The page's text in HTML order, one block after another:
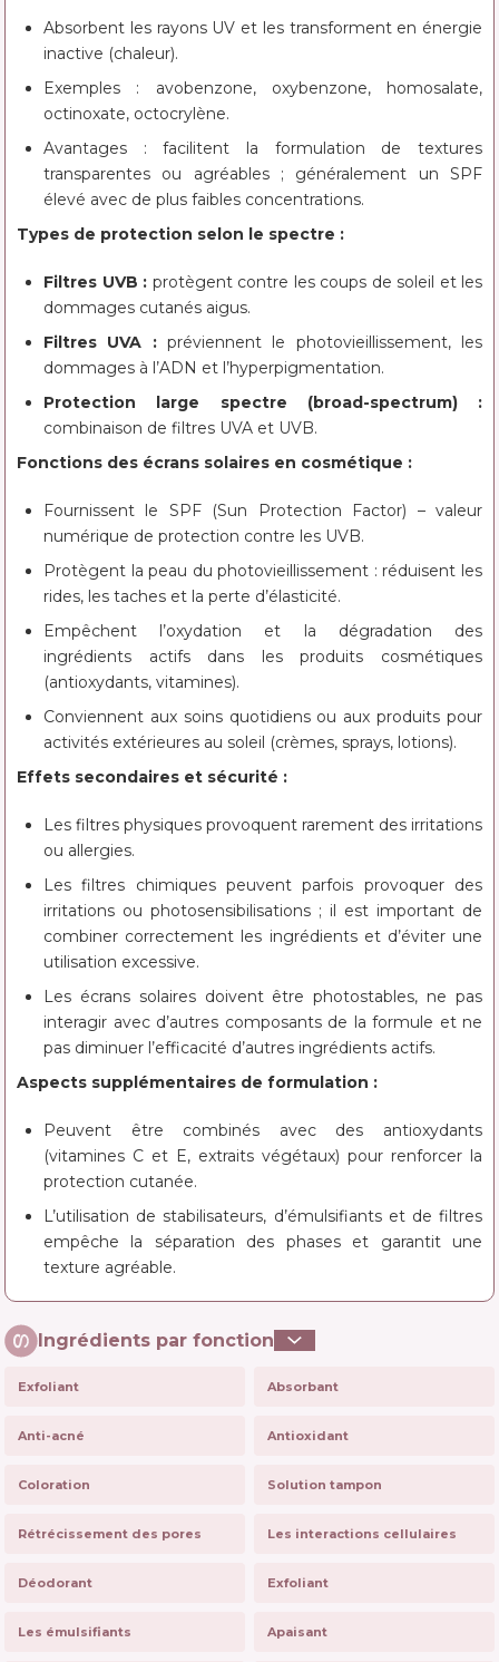
Absorbent les rayons UV et les transforment en énergie
inactive (chaleur).
Exemples : avobenzone, oxybenzone, homosalate,
octinoxate, octocrylène.
Avantages : facilitent la formulation de textures
transparentes ou agréables ; généralement un SPF
élevé avec de plus faibles concentrations.
Types de protection selon le spectre :
Filtres UVB : protègent contre les coups de soleil et les
dommages cutanés aigus.
Filtres UVA :préviennent le photovieillissement, les
dommages à l’ADN et l’hyperpigmentation.
Protection large spectre (broad-spectrum) :
combinaison de filtres UVA et UVB.
Fonctions des écrans solaires en cosmétique :
Fournissent le SPF (Sun Protection Factor) – valeur
numérique de protection contre les UVB.
Protègent la peau du photovieillissement : réduisent les
rides, les taches et la perte d’élasticité.
Empêchent l’oxydation et la dégradation des
ingrédients actifs dans les produits cosmétiques
(antioxydants, vitamines).
Conviennent aux soins quotidiens ou aux produits pour
activités extérieures au soleil (crèmes, sprays, lotions).
Effets secondaires et sécurité :
Les filtres physiques provoquent rarement des irritations
ou allergies.
Les filtres chimiques peuvent parfois provoquer des
irritations ou photosensibilisations ; il est important de
combiner correctement les ingrédients et d’éviter une
utilisation excessive.
Les écrans solaires doivent être photostables, ne pas
interagir avec d’autres composants de la formule et ne
pas diminuer l’efficacité d’autres ingrédients actifs.
Aspects supplémentaires de formulation :
Peuvent être combinés avec des antioxydants
(vitamines C et E, extraits végétaux) pour renforcer la
protection cutanée.
L’utilisation de stabilisateurs, d’émulsifiants et de filtres
empêche la séparation des phases et garantit une
texture agréable.
Ingrédients par fonction
Exfoliant Absorbant
Anti-acné Antioxidant
Coloration Solution tampon
Rétrécissement des pores Les interactions cellulaires
Déodorant Exfoliant
Les émulsifiants Apaisant